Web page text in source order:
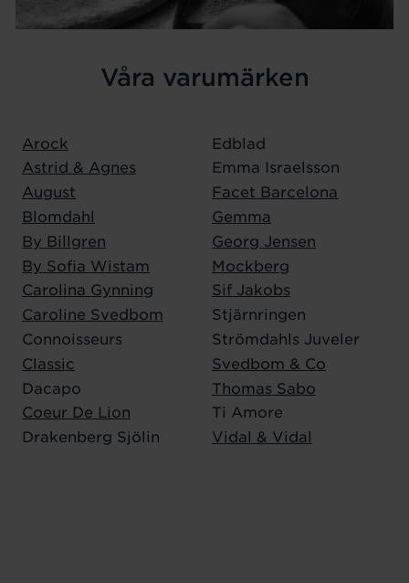
Våra varumärken
Arock
Astrid & Agnes
August
Blomdahl
By Billgren
By Sofia Wistam
Carolina Gynning
Caroline Svedbom
Connoisseurs
Classic
Dacapo
Coeur De Lion
Drakenberg Sjölin
Edblad
Emma Israelsson
Facet Barcelona
Gemma
Georg Jensen
Mockberg
Sif Jakobs
Stjärnringen
Strömdahls Juveler
Svedbom & Co
Thomas Sabo
Ti Amore
Vidal & Vidal